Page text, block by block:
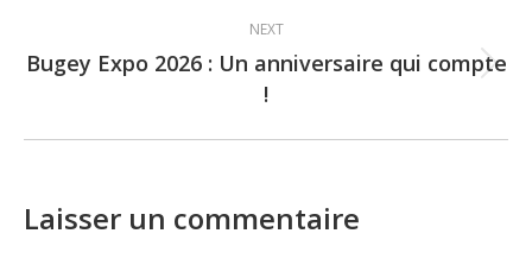
NEXT
Next
post:
Bugey Expo 2026 : Un anniversaire qui compte
!
Laisser un commentaire